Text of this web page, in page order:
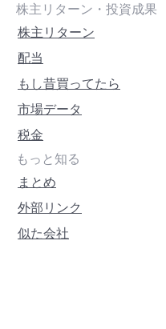
株主リターン・投資成果
株主リターン
配当
もし昔買ってたら
市場データ
税金
もっと知る
まとめ
外部リンク
似た会社